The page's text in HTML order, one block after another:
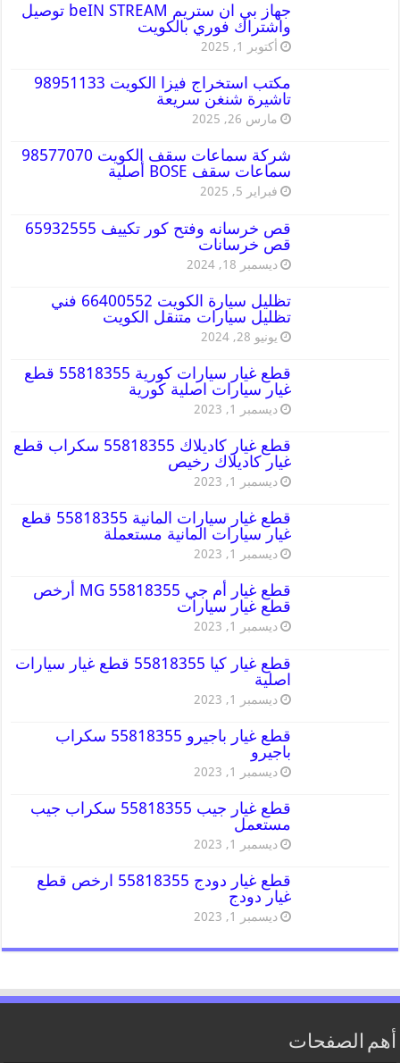
جهاز بي ان ستريم beIN STREAM توصيل
واشتراك فوري بالكويت
أكتوبر 1, 2025
مكتب استخراج فيزا الكويت 98951133
تاشيرة شنغن سريعة
مارس 26, 2025
شركة سماعات سقف الكويت 98577070
سماعات سقف BOSE أصلية
فبراير 5, 2025
قص خرسانه وفتح كور تكييف 65932555
قص خرسانات
ديسمبر 18, 2024
تظليل سيارة الكويت 66400552 فني
تظليل سيارات متنقل الكويت
يونيو 28, 2024
قطع غيار سيارات كورية 55818355 قطع
غيار سيارات اصلية كورية
ديسمبر 1, 2023
قطع غيار كاديلاك 55818355 سكراب قطع
غيار كاديلاك رخيص
ديسمبر 1, 2023
قطع غيار سيارات المانية 55818355 قطع
غيار سيارات المانية مستعملة
ديسمبر 1, 2023
قطع غيار أم جي MG 55818355 أرخص
قطع غيار سيارات
ديسمبر 1, 2023
قطع غيار كيا 55818355 قطع غيار سيارات
اصلية
ديسمبر 1, 2023
قطع غيار باجيرو 55818355 سكراب
باجيرو
ديسمبر 1, 2023
قطع غيار جيب 55818355 سكراب جيب
مستعمل
ديسمبر 1, 2023
قطع غيار دودج 55818355 ارخص قطع
غيار دودج
ديسمبر 1, 2023
أهم الصفحات